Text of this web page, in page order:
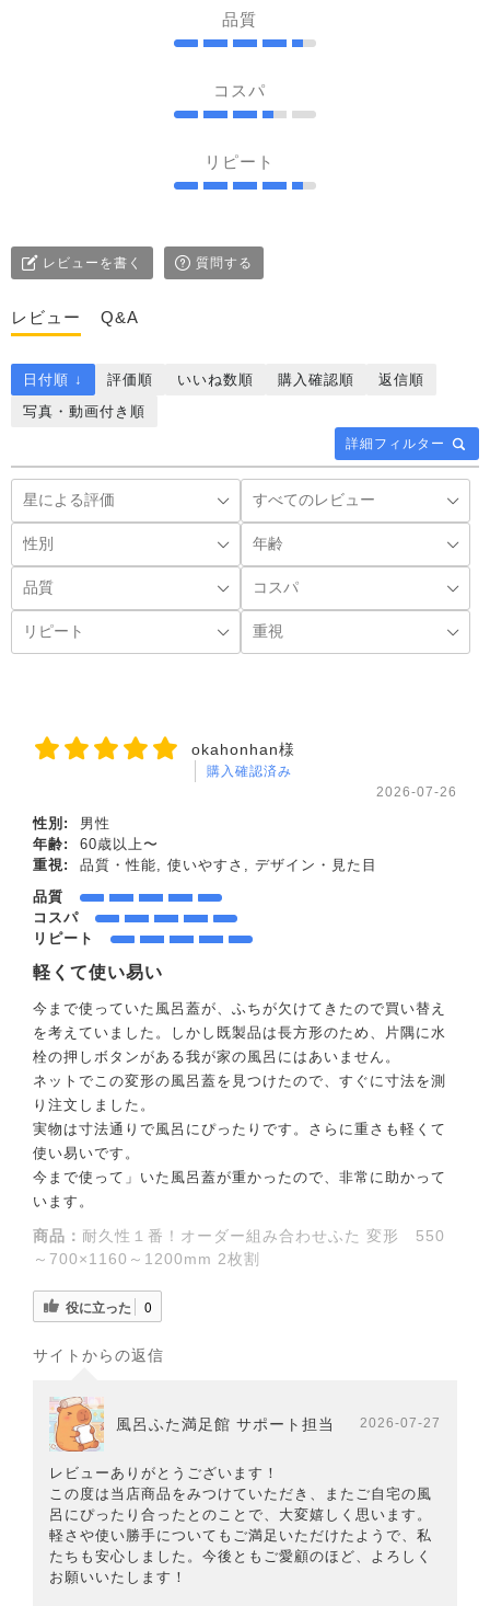
品質
コスパ
リピート
レビューを書く 質問する
レビュー Q&A
詳細フィルター
日付順 ↓ 評価順 いいね数順 購入確認順
返信順
写真・動画付き順
okahonhan様
購入確認済み
2026-07-26
性別:
男性
年齢:
60歳以上〜
重視:
品質・性能, 使いやすさ, デザイン・見た目
品質
コスパ
リピート
軽くて使い易い
今まで使っていた風呂蓋が、ふちが欠けてきたので買い替え
を考えていました。しかし既製品は長方形のため、片隅に水
栓の押しボタンがある我が家の風呂にはあいません。
ネットでこの変形の風呂蓋を見つけたので、すぐに寸法を測
り注文しました。
実物は寸法通りで風呂にぴったりです。さらに重さも軽くて
使い易いです。
今まで使って」いた風呂蓋が重かったので、非常に助かって
います。
商品： 耐久性１番！オーダー組み合わせふた 変形 550
～700×1160～1200mm 2枚割
役に立った 0
サイトからの返信
風呂ふた満足館 サポート担当 2026-07-27
レビューありがとうございます！
この度は当店商品をみつけていただき、またご自宅の風
呂にぴったり合ったとのことで、大変嬉しく思います。
軽さや使い勝手についてもご満足いただけたようで、私
たちも安心しました。今後ともご愛顧のほど、よろしく
お願いいたします！